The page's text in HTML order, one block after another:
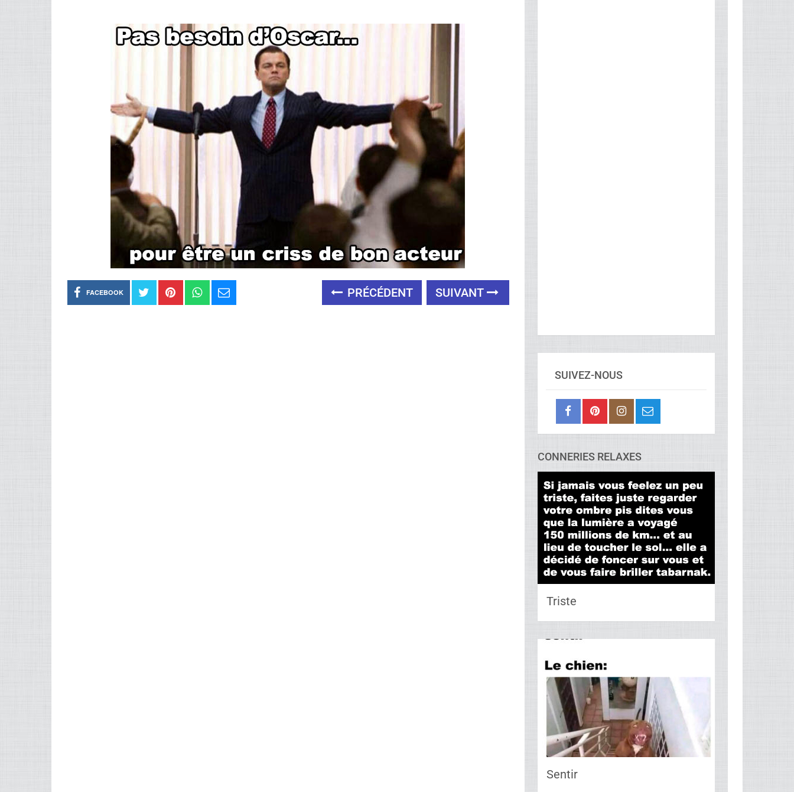
FACEBOOK PRÉCÉDENT SUIVANT
SUIVEZ-NOUS
CONNERIES RELAXES
Triste
Sentir